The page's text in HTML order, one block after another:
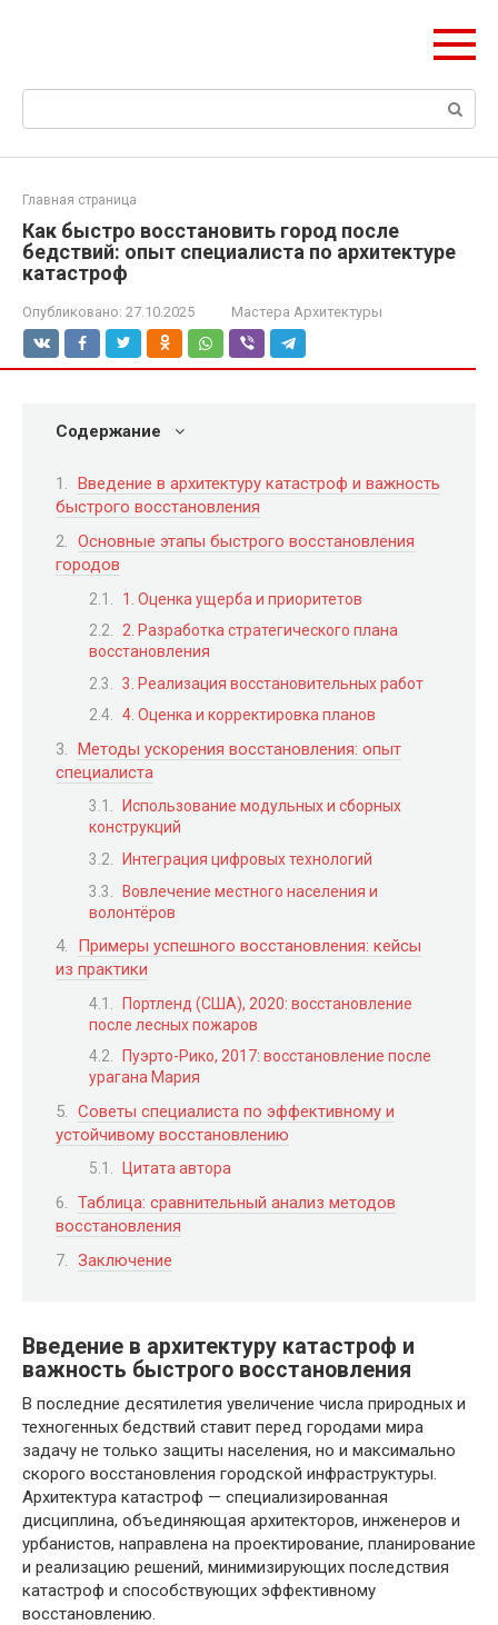
Поиск:
Главная страница
Как быстро восстановить город после
бедствий: опыт специалиста по архитектуре
катастроф
Опубликовано: 27.10.2025 Мастера Архитектуры
Содержание
Введение в архитектуру катастроф и важность
быстрого восстановления
Основные этапы быстрого восстановления
городов
1. Оценка ущерба и приоритетов
2. Разработка стратегического плана
восстановления
3. Реализация восстановительных работ
4. Оценка и корректировка планов
Методы ускорения восстановления: опыт
специалиста
Использование модульных и сборных
конструкций
Интеграция цифровых технологий
Вовлечение местного населения и
волонтёров
Примеры успешного восстановления: кейсы
из практики
Портленд (США), 2020: восстановление
после лесных пожаров
Пуэрто-Рико, 2017: восстановление после
урагана Мария
Советы специалиста по эффективному и
устойчивому восстановлению
Цитата автора
Таблица: сравнительный анализ методов
восстановления
Заключение
Введение в архитектуру катастроф и
важность быстрого восстановления
В последние десятилетия увеличение числа природных и
техногенных бедствий ставит перед городами мира
задачу не только защиты населения, но и максимально
скорого восстановления городской инфраструктуры.
Архитектура катастроф — специализированная
дисциплина, объединяющая архитекторов, инженеров и
урбанистов, направлена на проектирование, планирование
и реализацию решений, минимизирующих последствия
катастроф и способствующих эффективному
восстановлению.